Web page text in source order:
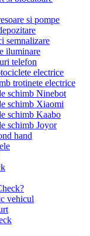
si pompe
semnalizare
iluminare
telefon
electrice
trotinete electrice
schimb Ninebot
schimb Xiaomi
schimb Kaabo
schimb Joyor
hand
vehicul